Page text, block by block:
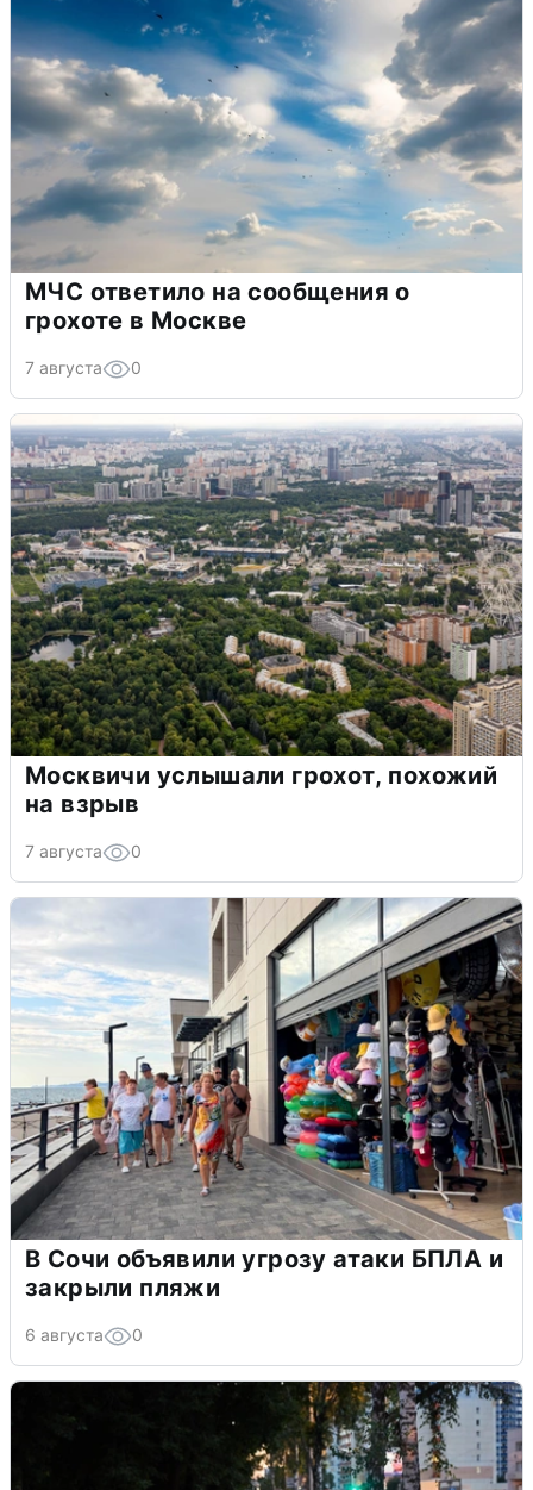
МЧС ответило на сообщения о
грохоте в Москве
7 августа 0
Москвичи услышали грохот, похожий
на взрыв
7 августа 0
В Сочи объявили угрозу атаки БПЛА и
закрыли пляжи
6 августа 0